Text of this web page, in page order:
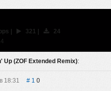
| 321 |
24
Up (ZOF Extended Remix):
18:31 10